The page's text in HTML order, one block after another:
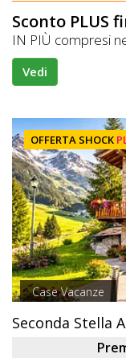
Sconto PLUS
IN PIÙ compresi
Vedi
OFFERTA SHOCK
Case Vacanze